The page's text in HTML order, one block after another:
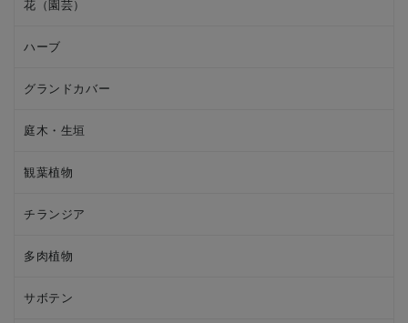
花（園芸）
ハーブ
グランドカバー
庭木・生垣
観葉植物
チランジア
多肉植物
サボテン